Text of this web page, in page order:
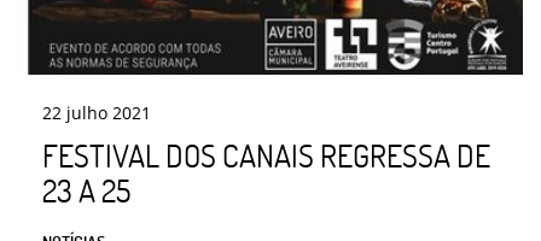
22 julho 2021
FESTIVAL DOS CANAIS REGRESSA DE
23 A 25